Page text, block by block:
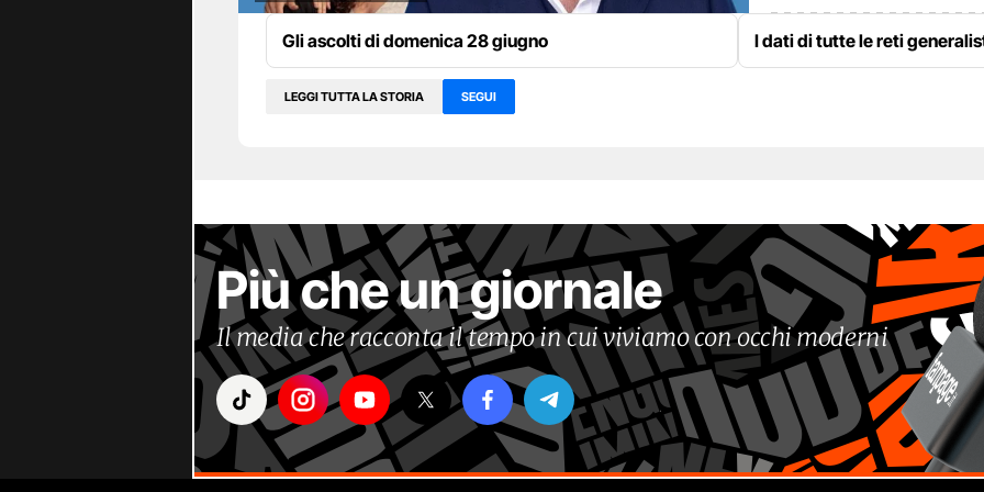
Gli ascolti di domenica 28 giugno I dati di tutte le reti
LEGGI TUTTA LA STORIA SEGUI
Più che un giornale
Il media che racconta il tempo in cui viviamo con occhi moderni